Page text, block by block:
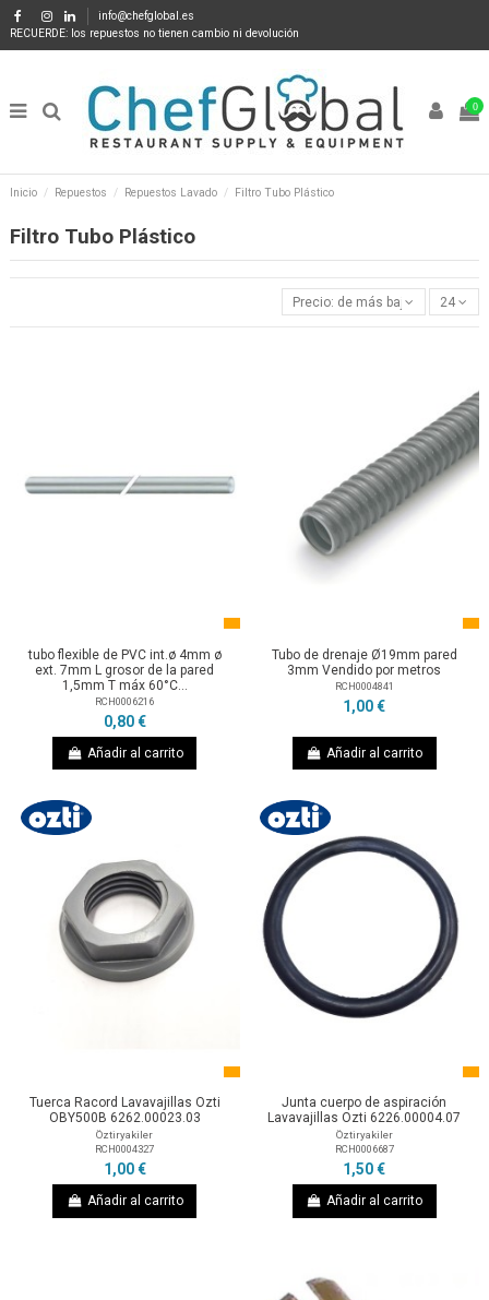
info@chefglobal.es
RECUERDE: los repuestos no tienen cambio ni devolución
0
Inicio Repuestos Repuestos Lavado Filtro Tubo Plástico
Filtro Tubo Plástico
Precio: de más bajo a más alto
24
tubo flexible de PVC int.ø 4mm ø
ext. 7mm L grosor de la pared
1,5mm T máx 60°C...
RCH0006216
0,80 €
Añadir al carrito
Tubo de drenaje Ø19mm pared
3mm Vendido por metros
RCH0004841
1,00 €
Añadir al carrito
Tuerca Racord Lavavajillas Ozti
OBY500B 6262.00023.03
Öztiryakiler
RCH0004327
1,00 €
Añadir al carrito
Junta cuerpo de aspiración
Lavavajillas Ozti 6226.00004.07
Öztiryakiler
RCH0006687
1,50 €
Añadir al carrito